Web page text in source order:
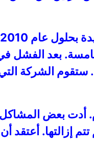
بعد الفشل في
الشركة التي
أدت بعض
إزالتها. أعتقد